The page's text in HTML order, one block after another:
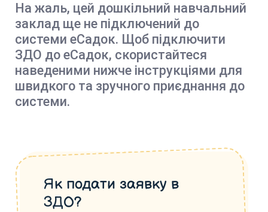
На жаль, цей дошкільний навчальний
заклад ще не підключений до
системи еСадок. Щоб підключити
ЗДО до еСадок, скористайтеся
наведеними нижче інструкціями для
швидкого та зручного приєднання до
системи.
Як подати заявку в
ЗДО?